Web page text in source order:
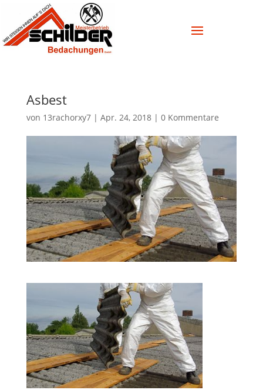
Asbest
von 13rachorxy7| Apr. 24, 2018| 0 Kommentare